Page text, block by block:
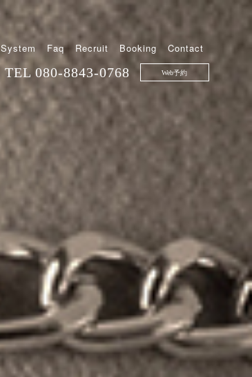
System Faq Recruit Booking Contact
TEL 080-8843-0768 Web予約